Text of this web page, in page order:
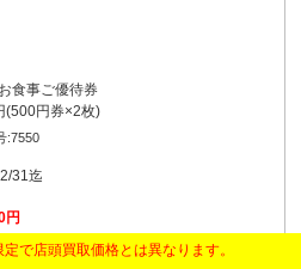
食事ご優待券
(500円券×2枚)
:7550
31迄
円
で店頭買取価格とは異なります。